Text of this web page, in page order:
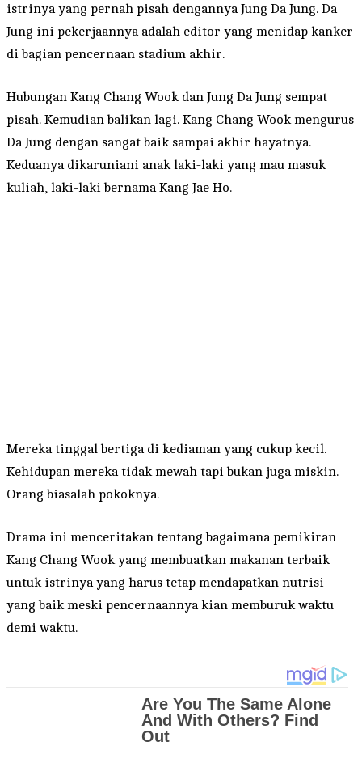
istrinya yang pernah pisah dengannya Jung Da Jung. Da
Jung ini pekerjaannya adalah editor yang menidap kanker
di bagian pencernaan stadium akhir.
Hubungan Kang Chang Wook dan Jung Da Jung sempat
pisah. Kemudian balikan lagi. Kang Chang Wook mengurus
Da Jung dengan sangat baik sampai akhir hayatnya.
Keduanya dikaruniani anak laki-laki yang mau masuk
kuliah, laki-laki bernama Kang Jae Ho.
Mereka tinggal bertiga di kediaman yang cukup kecil.
Kehidupan mereka tidak mewah tapi bukan juga miskin.
Orang biasalah pokoknya.
Drama ini menceritakan tentang bagaimana pemikiran
Kang Chang Wook yang membuatkan makanan terbaik
untuk istrinya yang harus tetap mendapatkan nutrisi
yang baik meski pencernaannya kian memburuk waktu
demi waktu.